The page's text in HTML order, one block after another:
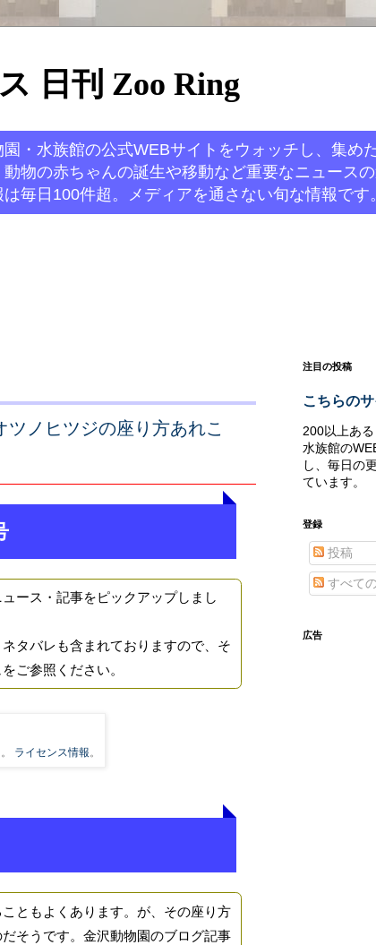
日刊 Zoo Ring
・水族館の公式WEBサイトをウォッチし、集め
物の赤ちゃんの誕生や移動など重要なニュース
毎日100件超。メディアを通さない旬な情報です。
ツノヒツジの座り方あれこ
ース・記事をピックアップしまし
タバレも含まれておりますので、そ
ご参照ください。
ライセンス情報 。
ともよくあります。が、その座り方
そうです。金沢動物園のブログ記事
注目の投稿
こちらの
200以上あ
水族館の
し、毎日の
ています。
登録
投稿
すべて
広告